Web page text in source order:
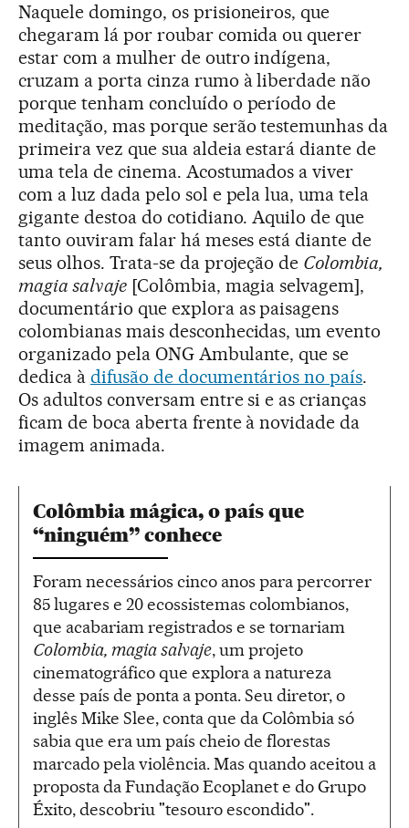
Naquele domingo, os prisioneiros, que
chegaram lá por roubar comida ou querer
estar com a mulher de outro indígena,
cruzam a porta cinza rumo à liberdade não
porque tenham concluído o período de
meditação, mas porque serão testemunhas da
primeira vez que sua aldeia estará diante de
uma tela de cinema. Acostumados a viver
com a luz dada pelo sol e pela lua, uma tela
gigante destoa do cotidiano. Aquilo de que
tanto ouviram falar há meses está diante de
seus olhos. Trata-se da projeção de Colombia,
magia salvaje[Colômbia, magia selvagem],
documentário que explora as paisagens
colombianas mais desconhecidas, um evento
organizado pela ONG Ambulante, que se
dedica à difusão de documentários no país.
Os adultos conversam entre si e as crianças
ficam de boca aberta frente à novidade da
imagem animada.
Colômbia mágica, o país que
“ninguém” conhece
Foram necessários cinco anos para percorrer
85 lugares e 20 ecossistemas colombianos,
que acabariam registrados e se tornariam
Colombia, magia salvaje, um projeto
cinematográfico que explora a natureza
desse país de ponta a ponta. Seu diretor, o
inglês Mike Slee, conta que da Colômbia só
sabia que era um país cheio de florestas
marcado pela violência. Mas quando aceitou a
proposta da Fundação Ecoplanet e do Grupo
Éxito, descobriu "tesouro escondido".